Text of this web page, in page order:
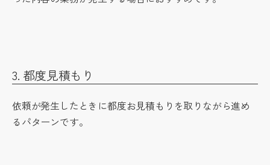
3. 都度見積もり
依頼が発生したときに都度お見積もりを取りながら進め
るパターンです。